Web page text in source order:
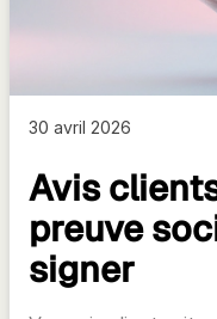
30 avril 2026
Avis
preuve
signer